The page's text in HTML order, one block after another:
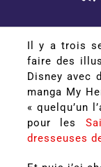
Il y a trois
faire des
Disney avec
manga My
« quelqu’un
pour les
dresseuses